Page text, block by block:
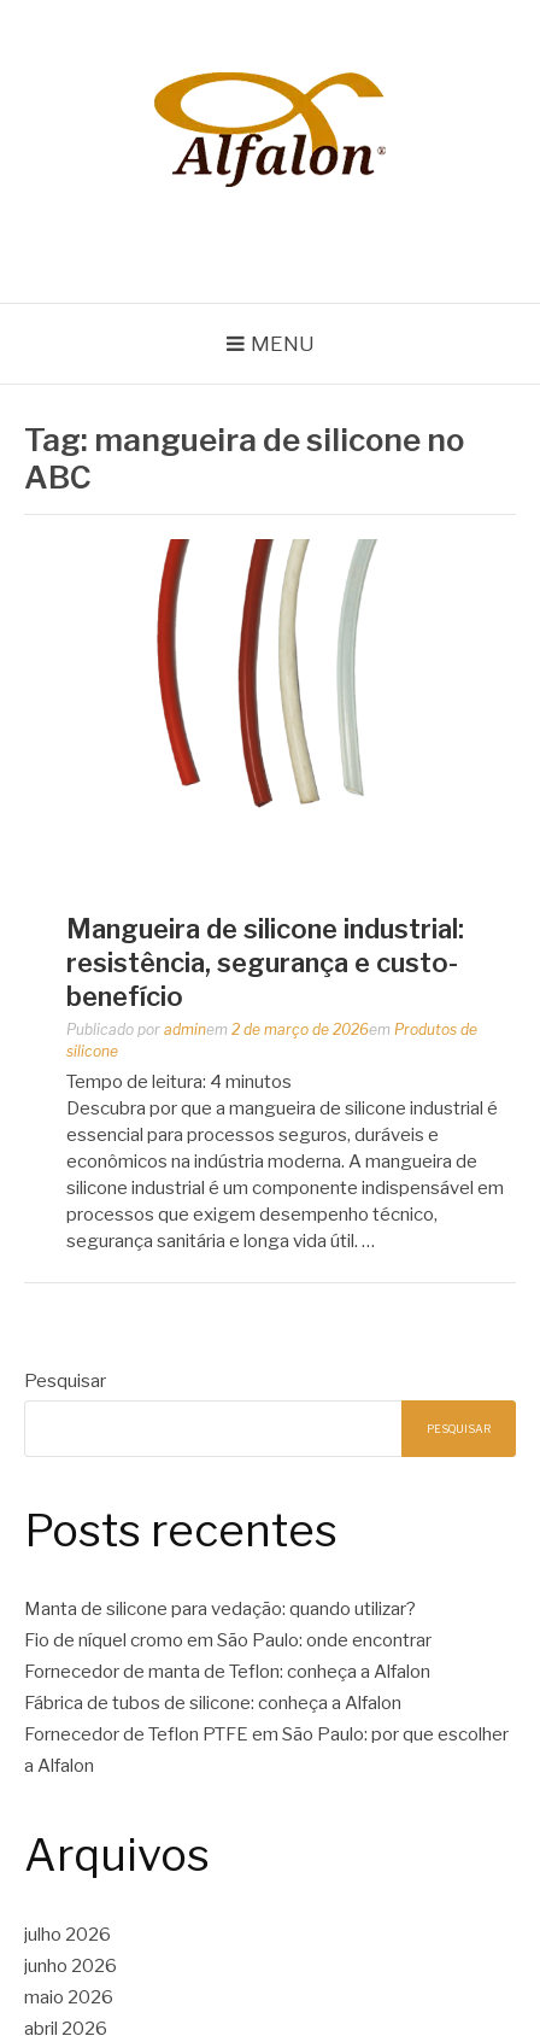
MENU
Tag: mangueira de silicone no
ABC
Mangueira de silicone industrial:
resistência, segurança e custo-
benefício
Publicado por adminem 2 de março de 2026em Produtos de
silicone
Tempo de leitura: 4 minutos
Descubra por que a mangueira de silicone industrial é
essencial para processos seguros, duráveis e
econômicos na indústria moderna. A mangueira de
silicone industrial é um componente indispensável em
processos que exigem desempenho técnico,
segurança sanitária e longa vida útil. …
Pesquisar
PESQUISAR
Posts recentes
Manta de silicone para vedação: quando utilizar?
Fio de níquel cromo em São Paulo: onde encontrar
Fornecedor de manta de Teflon: conheça a Alfalon
Fábrica de tubos de silicone: conheça a Alfalon
Fornecedor de Teflon PTFE em São Paulo: por que escolher
a Alfalon
Arquivos
julho 2026
junho 2026
maio 2026
abril 2026